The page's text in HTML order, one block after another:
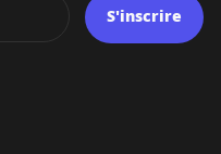
S'inscrire